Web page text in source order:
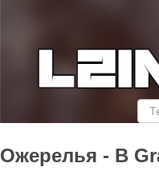
Ожерелья - B